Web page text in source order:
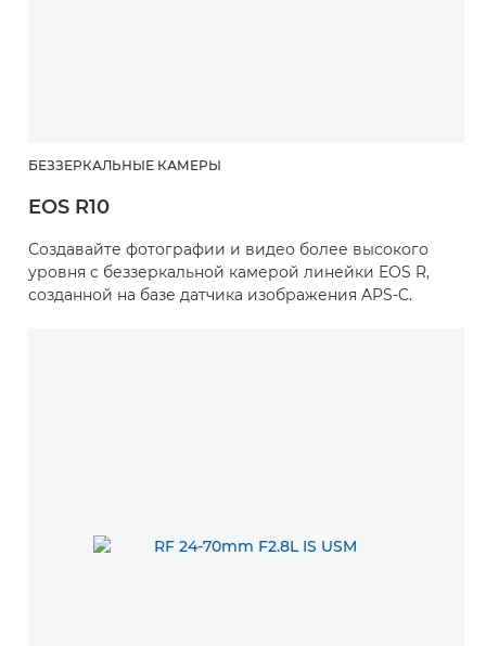
БЕЗЗЕРКАЛЬНЫЕ КАМЕРЫ
EOS R10
Создавайте фотографии и видео более высокого
уровня с беззеркальной камерой линейки EOS R,
созданной на базе датчика изображения APS-C.